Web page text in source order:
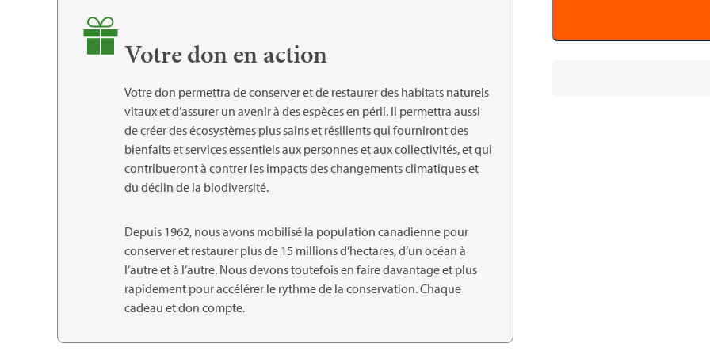
Votre don en action
Votre don permettra de conserver et de restaurer des habitats naturels
vitaux et d’assurer un avenir à des espèces en péril. Il permettra aussi
de créer des écosystèmes plus sains et résilients qui fourniront des
bienfaits et services essentiels aux personnes et aux collectivités, et qui
contribueront à contrer les impacts des changements climatiques et
du déclin de la biodiversité.
Depuis 1962, nous avons mobilisé la population canadienne pour
conserver et restaurer plus de 15 millions d’hectares, d’un océan à
l’autre et à l’autre. Nous devons toutefois en faire davantage et plus
rapidement pour accélérer le rythme de la conservation. Chaque
cadeau et don compte.